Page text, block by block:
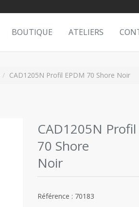
BOUTIQUE ATELIERS
CAD1205N Profil EPDM 70 Shore Noir
CAD1205N Profil
70 Shore
Noir
Référence : 70183